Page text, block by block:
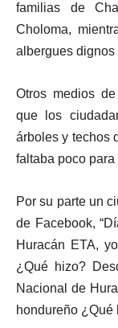
familias de
Choloma,
albergues dignos
Otros medios
que los
árboles y techos
faltaba poco
Por su parte un
de Facebook,
Huracán ETA,
¿Qué hizo?
Nacional de
hondureño ¿Qué